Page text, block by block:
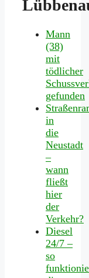
Mann
(38)
mit
tödlicher
gefunden
in
die
Neustadt
–
wann
fließt
hier
der
Verkehr?
Diesel
24/7 –
so